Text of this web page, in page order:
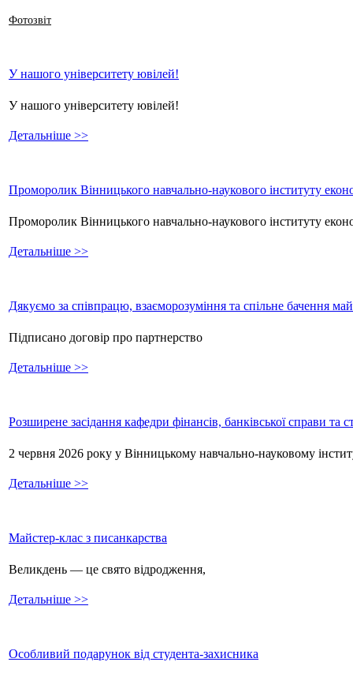
Фотозвіт
У нашого університету ювілей!
У нашого університету ювілей!
Детальніше >>
Проморолик Вінницького навчально-наукового інституту
Проморолик Вінницького навчально-наукового інституту
Детальніше >>
Дякуємо за співпрацю, взаєморозуміння та спільне бачення
Підписано договір про партнерство
Детальніше >>
Розширене засідання кафедри фінансів, банківської справи та
2 червня 2026 року у Вінницькому навчально-науковому
Детальніше >>
Майстер-клас з писанкарства
Великдень — це свято відродження,
Детальніше >>
Особливий подарунок від студента-захисника